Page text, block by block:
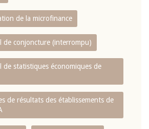
de la microfinance
de conjoncture (interrompu)
de statistiques économiques de
de résultats des établissements de